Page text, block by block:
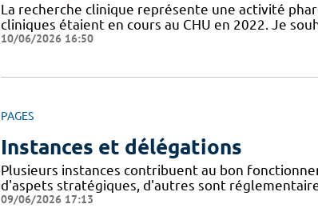
La recherche clinique représente une activité
cliniques étaient en cours au CHU en 2022. Je
10/06/2026 16:50
PAGES
Instances et délégations
Plusieurs instances contribuent au bon
d'aspets stratégiques, d'autres sont
09/06/2026 17:13